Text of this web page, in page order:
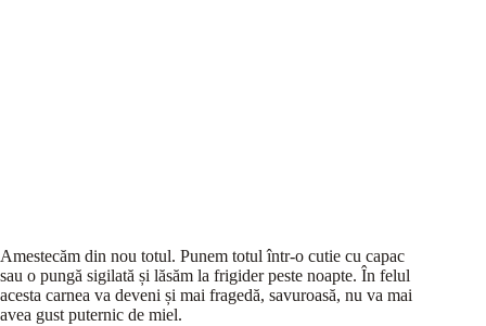
Amestecăm din nou totul. Punem totul într-o cutie cu capac
sau o pungă sigilată și lăsăm la frigider peste noapte. În felul
acesta carnea va deveni și mai fragedă, savuroasă, nu va mai
avea gust puternic de miel.